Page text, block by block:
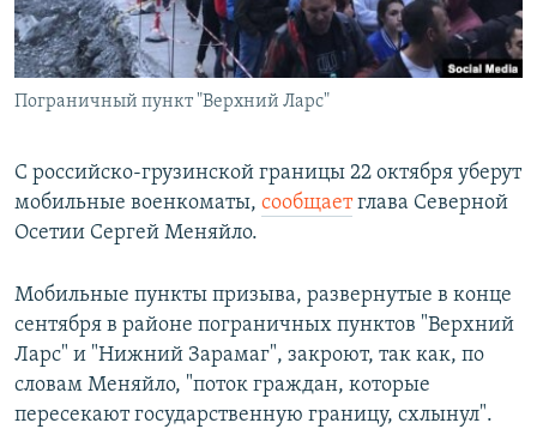
Пограничный пункт "Верхний Ларс"
С российско-грузинской границы 22 октября уберут
мобильные военкоматы, сообщаетглава Северной
Осетии Сергей Меняйло.
Мобильные пункты призыва, развернутые в конце
сентября в районе пограничных пунктов "Верхний
Ларс" и "Нижний Зарамаг", закроют, так как, по
словам Меняйло, "поток граждан, которые
пересекают государственную границу, схлынул".